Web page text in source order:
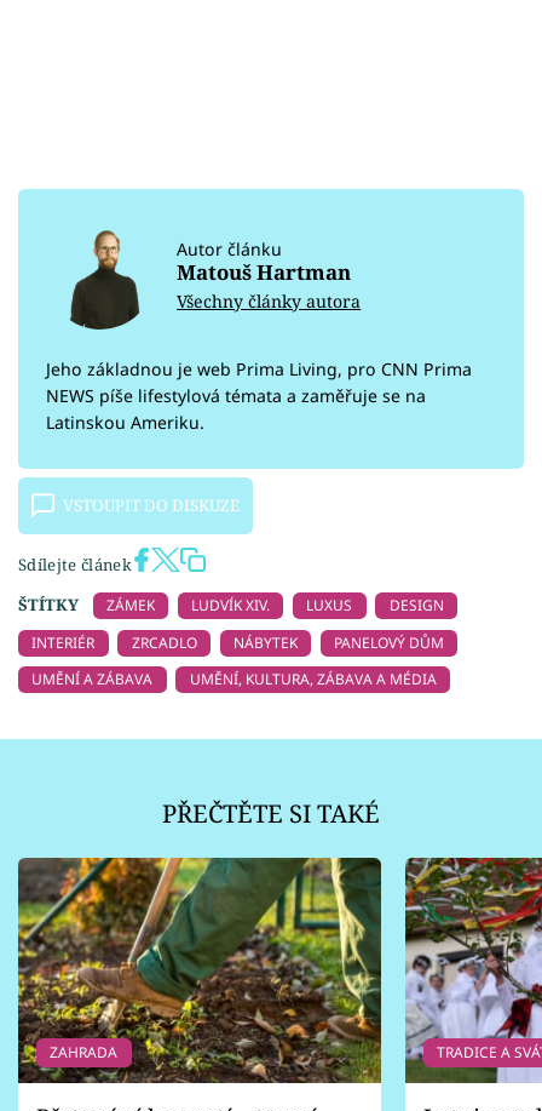
Autor článku
Matouš Hartman
Všechny články autora
Jeho základnou je web Prima Living, pro CNN Prima
NEWS píše lifestylová témata a zaměřuje se na
Latinskou Ameriku.
VSTOUPIT DO DISKUZE
Sdílejte článek
ŠTÍTKY
ZÁMEK LUDVÍK XIV. LUXUS
DESIGN
INTERIÉR
ZRCADLO NÁBYTEK
PANELOVÝ DŮM
UMĚNÍ A ZÁBAVA
UMĚNÍ, KULTURA, ZÁBAVA A MÉDIA
PŘEČTĚTE SI TAKÉ
ZAHRADA TRADICE A